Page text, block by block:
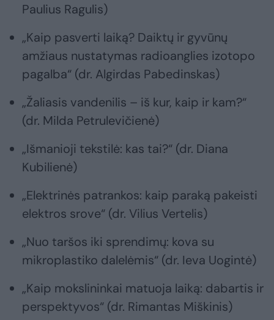
Paulius Ragulis)
„Kaip pasverti laiką? Daiktų ir gyvūnų
amžiaus nustatymas radioanglies izotopo
pagalba“ (dr. Algirdas Pabedinskas)
„Žaliasis vandenilis – iš kur, kaip ir kam?“
(dr. Milda Petrulevičienė)
„Išmanioji tekstilė: kas tai?“ (dr. Diana
Kubilienė)
„Elektrinės patrankos: kaip paraką pakeisti
elektros srove“ (dr. Vilius Vertelis)
„Nuo taršos iki sprendimų: kova su
mikroplastiko dalelėmis“ (dr. Ieva Uogintė)
„Kaip mokslininkai matuoja laiką: dabartis ir
perspektyvos“ (dr. Rimantas Miškinis)